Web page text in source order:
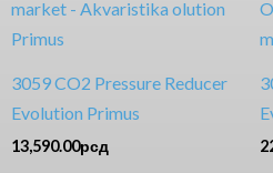
3059 CO2 Pressure Reducer
Evolution Primus
13,590.00рсд